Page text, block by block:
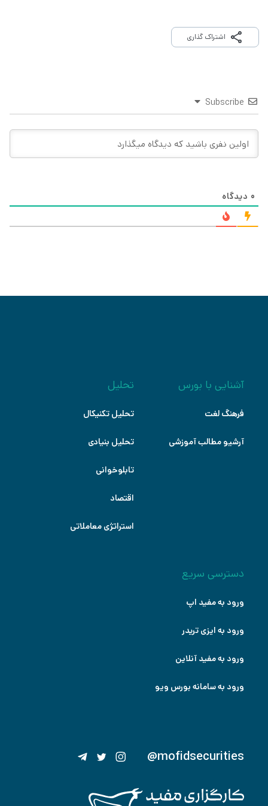
اشتراک گذاری
Subscribe
0 دیدگاه
@mofidsecurities
آشنایی با بورس
فرهنگ لغت
آرشیو مطالب آموزشی
تحلیل
تحلیل تکنیکال
تحلیل بنیادی
تابلوخوانی
اقتصاد
استراتژی معاملاتی
دسترسی سریع
ورود به مفید اپ
ورود به ایزی تریدر
ورود به مفید آنلاین
ورود به سامانه بورس ویو